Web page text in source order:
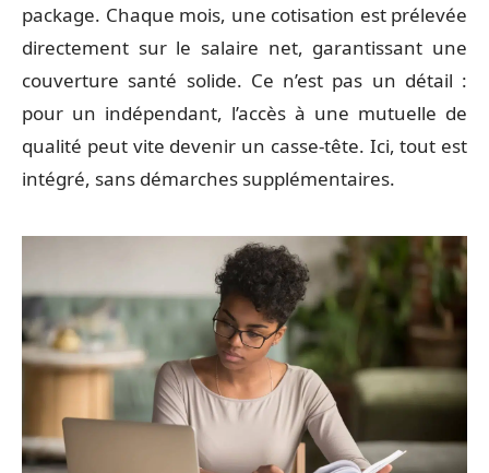
package. Chaque mois, une cotisation est prélevée
directement sur le salaire net, garantissant une
couverture santé solide. Ce n’est pas un détail :
pour un indépendant, l’accès à une mutuelle de
qualité peut vite devenir un casse-tête. Ici, tout est
intégré, sans démarches supplémentaires.